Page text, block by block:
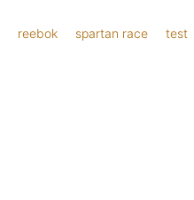
reebok spartan race test